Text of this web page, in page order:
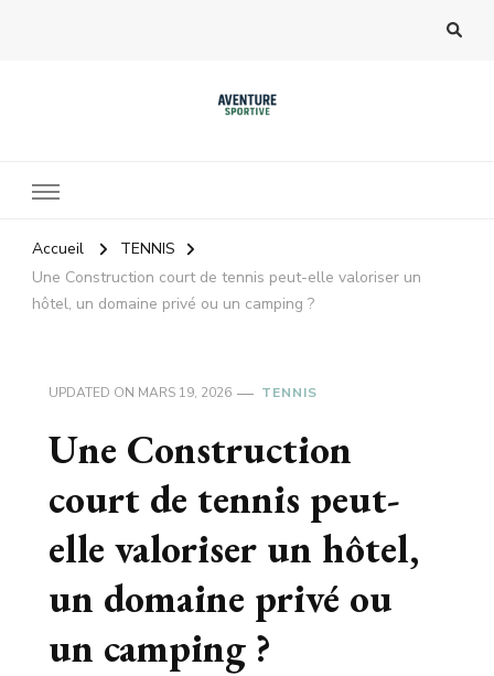
Accueil
TENNIS
Une Construction court de tennis peut-elle valoriser un
hôtel, un domaine privé ou un camping ?
UPDATED ON MARS 19, 2026 TENNIS
Une Construction
court de tennis peut-
elle valoriser un hôtel,
un domaine privé ou
un camping ?